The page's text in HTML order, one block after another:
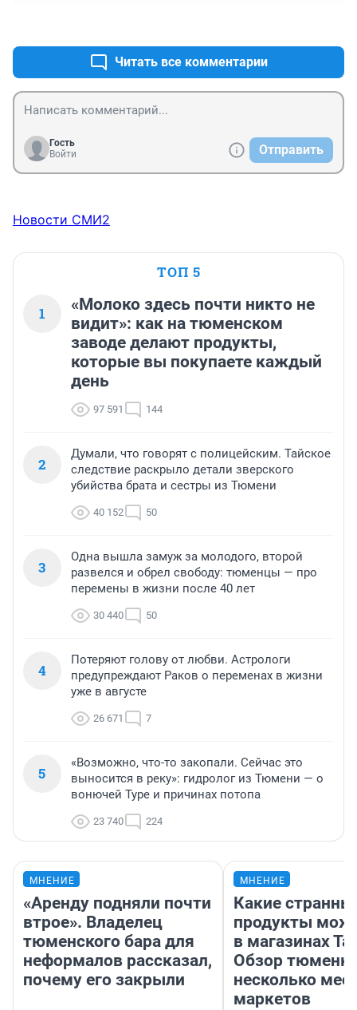
Читать все комментарии
Гость
Войти
Отправить
Новости СМИ2
ТОП 5
1
«Молоко здесь почти никто не
видит»: как на тюменском
заводе делают продукты,
которые вы покупаете каждый
день
97 591 144
2
Думали, что говорят с полицейским. Тайское
следствие раскрыло детали зверского
убийства брата и сестры из Тюмени
40 152 50
3
Одна вышла замуж за молодого, второй
развелся и обрел свободу: тюменцы — про
перемены в жизни после 40 лет
30 440 50
4
Потеряют голову от любви. Астрологи
предупреждают Раков о переменах в жизни
уже в августе
26 671 7
5
«Возможно, что-то закопали. Сейчас это
выносится в реку»: гидролог из Тюмени — о
вонючей Туре и причинах потопа
23 740 224
МНЕНИЕ
«Аренду подняли почти
втрое». Владелец
тюменского бара для
неформалов рассказал,
почему его закрыли
МНЕНИЕ
Какие
продукты
в магазинах
Обзор
несколько
маркетов